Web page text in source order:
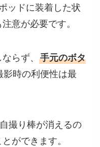
ッドに装着した状
意が必要です。
ならず、手元のボタ
影時の利便性は最
撮り棒が消えるの
ができます。